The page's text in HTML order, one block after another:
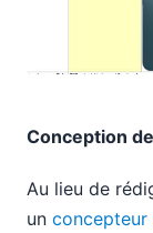
Conception
Au lieu de
un concepteur